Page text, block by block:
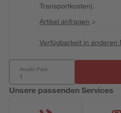
Transportkosten).
Artikel anfragen >
Verfügbarkeit in anderen
Anzahl: Pack
Unsere passenden Services